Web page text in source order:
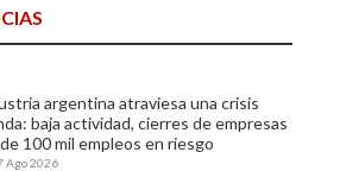
argentina atraviesa una crisis
baja actividad, cierres de empresas
100 mil empleos en riesgo
Ago 2026